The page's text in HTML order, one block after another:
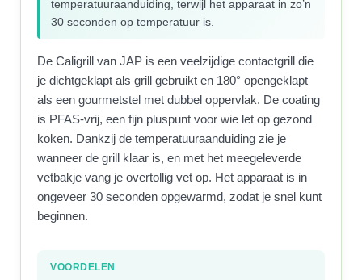
temperatuuraanduiding, terwijl het apparaat in zo’n
30 seconden op temperatuur is.
De Caligrill van JAP is een veelzijdige contactgrill die
je dichtgeklapt als grill gebruikt en 180° opengeklapt
als een gourmetstel met dubbel oppervlak. De coating
is PFAS-vrij, een fijn pluspunt voor wie let op gezond
koken. Dankzij de temperatuuraanduiding zie je
wanneer de grill klaar is, en met het meegeleverde
vetbakje vang je overtollig vet op. Het apparaat is in
ongeveer 30 seconden opgewarmd, zodat je snel kunt
beginnen.
VOORDELEN